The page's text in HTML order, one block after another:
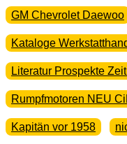
GM Chevrolet Daewoo
Kataloge
Literatur Prospekte
Rumpfmotoren NEU
Kapitän vor 1958